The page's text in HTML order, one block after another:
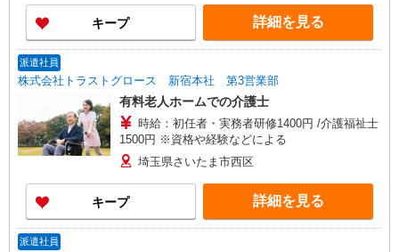
により変動） ・固定残業手当：20,000円（10時
間） ※固定残業時間を超過する場合には超過勤務
手当として別途支給 ・夜勤手当：10,000円/1回
歓迎 ・認知症介護基礎研修 ・初任者研修 ・実務
者研修 ・介護福祉士 など
キープ 詳細を見る
派遣社員
株式会社トラストグロース 新宿本社 第3営業部
有料老人ホームでの介護士
時給：初任者・実務者研修1400円 /介護福祉士
1500円 ※資格や経験などによる
埼玉県さいたま市西区
キープ 詳細を見る
派遣社員